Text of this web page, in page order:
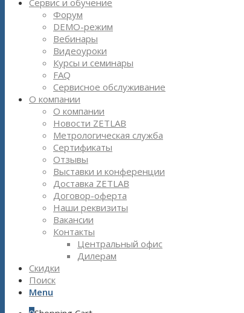
Сервис и обучение
Форум
DEMO-режим
Вебинары
Видеоуроки
Курсы и семинары
FAQ
Сервисное обслуживание
О компании
О компании
Новости ZETLAB
Метрологическая служба
Сертификаты
Отзывы
Выставки и конференции
Доставка ZETLAB
Договор-оферта
Наши реквизиты
Вакансии
Контакты
Центральный офис
Дилерам
Скидки
Поиск
Menu